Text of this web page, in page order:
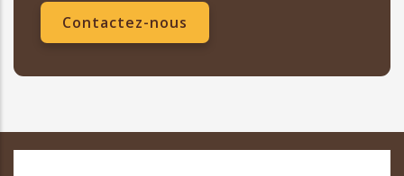
Contactez-nous